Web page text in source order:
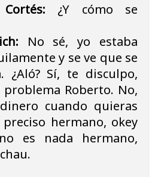
¿Y cómo se
No sé, yo estaba
y se ve que se
¿Aló? Sí, te disculpo,
Roberto. No,
cuando quieras
hermano, okey
es nada hermano,